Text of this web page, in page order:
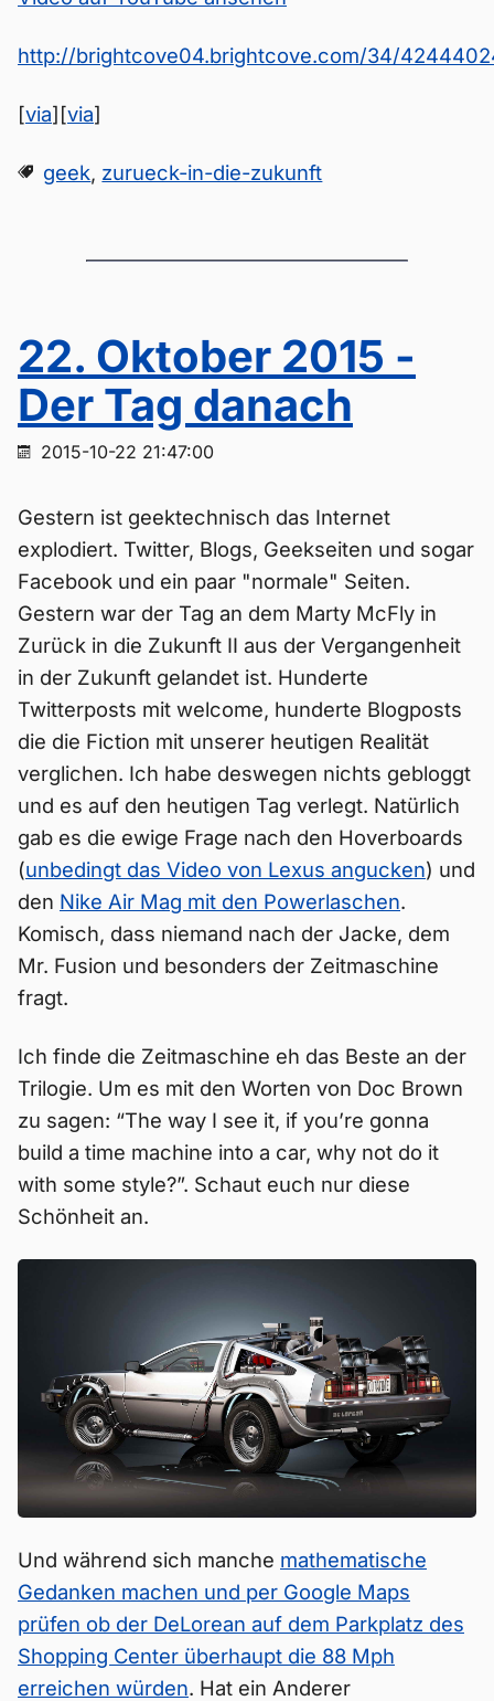
http://brightcove04.brightcove.com/34/
[via][via]
geek, zurueck-in-die-zukunft
22. Oktober 2015 -
Der Tag danach
2015-10-22 21:47:00
Gestern ist geektechnisch das Internet
explodiert. Twitter, Blogs, Geekseiten und sogar
Facebook und ein paar "normale" Seiten.
Gestern war der Tag an dem Marty McFly in
Zurück in die Zukunft II aus der Vergangenheit
in der Zukunft gelandet ist. Hunderte
Twitterposts mit welcome, hunderte Blogposts
die die Fiction mit unserer heutigen Realität
verglichen. Ich habe deswegen nichts gebloggt
und es auf den heutigen Tag verlegt. Natürlich
gab es die ewige Frage nach den Hoverboards
(unbedingt das Video von Lexus angucken) und
den Nike Air Mag mit den Powerlaschen.
Komisch, dass niemand nach der Jacke, dem
Mr. Fusion und besonders der Zeitmaschine
fragt.
Ich finde die Zeitmaschine eh das Beste an der
Trilogie. Um es mit den Worten von Doc Brown
zu sagen: “The way I see it, if you’re gonna
build a time machine into a car, why not do it
with some style?”. Schaut euch nur diese
Schönheit an.
Und während sich manche mathematische
Gedanken machen und per Google Maps
prüfen ob der DeLorean auf dem Parkplatz des
Shopping Center überhaupt die 88 Mph
erreichen würden. Hat ein Anderer